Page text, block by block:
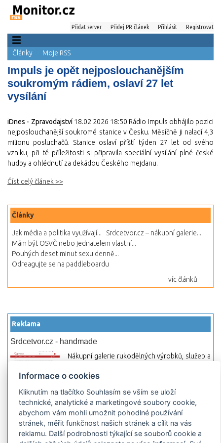
Přidat server Přidej PR článek Přihlásit Registrovat
Články Moje RSS
Impuls je opět nejposlouchanějším
soukromým rádiem, oslaví 27 let
vysílání
iDnes - Zpravodajství 18.02.2026 18:50 Rádio Impuls obhájilo pozici
nejposlouchanější soukromé stanice v Česku. Měsíčně ji naladí 4,3
milionu posluchačů. Stanice oslaví příští týden 27 let od svého
vzniku, při té příležitosti si připravila speciální vysílání plné české
hudby a ohlédnutí za dekádou Českého mejdanu.
Číst celý článek >>
Články
Jak média a politika využívají...
Srdcetvor.cz – nákupní galerie...
Mám být OSVČ nebo jednatelem vlastní...
Pouhých deset minut sexu denně...
Odreagujte se na paddleboardu
víc článků
Reklama
Srdcetvor.cz - handmade
Nákupní galerie rukodělných výrobků, služeb a
začít prodávat nebo jen nakupovat.
Hledej-hosting.cz - webhosting, VPS
hosting
Přehled webhostingových, multihosting a VPS
hosting programů s možností jejich
pokročilého vyhledávání a porovnávání.
Informace o cookies
Kliknutím na tlačítko Souhlasím se vším se uloží
technické, analytické a marketingové soubory cookie,
abychom vám mohli umožnit pohodlné používání
stránek, měřit funkčnost našich stránek a cílit na vás
reklamu. Další podrobnosti týkající se souborů cookie a